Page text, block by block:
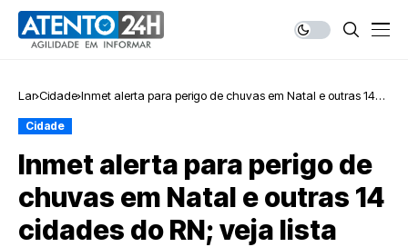
Lar Cidade Inmet alerta para perigo de chuvas em Natal e outras 14
Cidade
Inmet alerta para perigo de
chuvas em Natal e outras 14
cidades do RN; veja lista